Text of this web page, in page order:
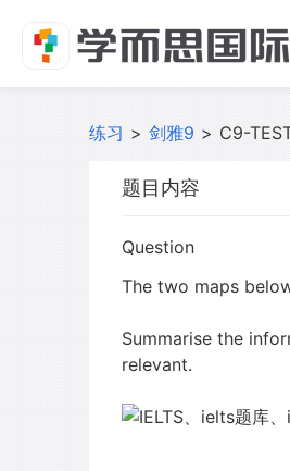
练习 > 剑雅9 > C9-
题目内容
Question
The two maps
Summarise the
relevant.